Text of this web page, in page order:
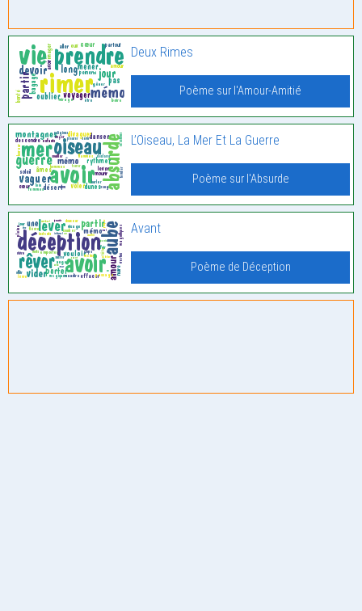
Deux Rimes
Poème sur l'Amour-Amitié
L’Oiseau, La Mer Et La Guerre
Poème sur l'Absurde
Avant
Poème de Déception